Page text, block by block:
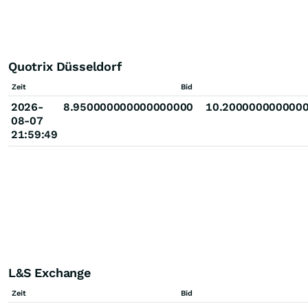
Quotrix Düsseldorf
Zeit Bid
2026-
08-07
21:59:49
8.950000000000000000
L&S Exchange
Zeit Bid